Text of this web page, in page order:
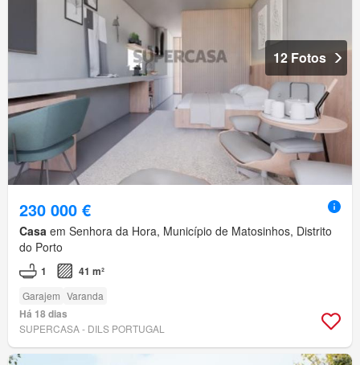
12 Fotos
230 000 €
Casa em Senhora da Hora, Município de Matosinhos, Distrito
do Porto
1 41 m²
Garajem Varanda
Há 18 dias
SUPERCASA - DILS PORTUGAL